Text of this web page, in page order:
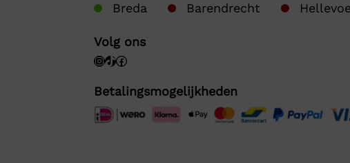
Breda
Barendrecht
Volg ons
Betalingsmogelijkheden